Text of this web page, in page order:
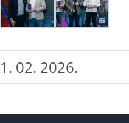
1. 02. 2026.